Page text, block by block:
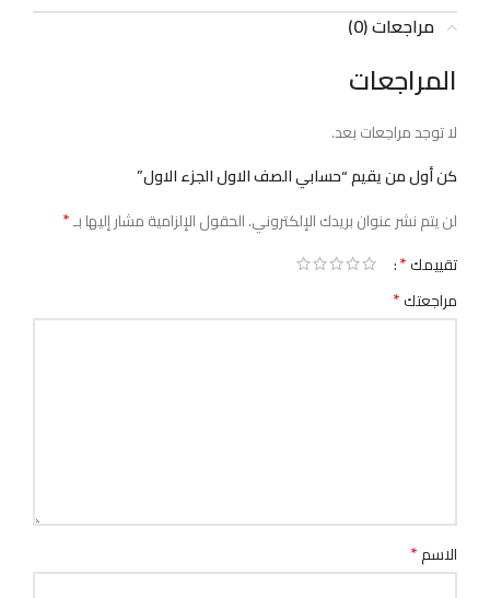
مراجعات (0)
المراجعات
لا توجد مراجعات بعد.
كن أول من يقيم “حسابي الصف الاول الجزء الاول”
لن يتم نشر عنوان بريدك الإلكتروني.الحقول الإلزامية مشار إليها بـ*
تقييمك*
مراجعتك*
الاسم*